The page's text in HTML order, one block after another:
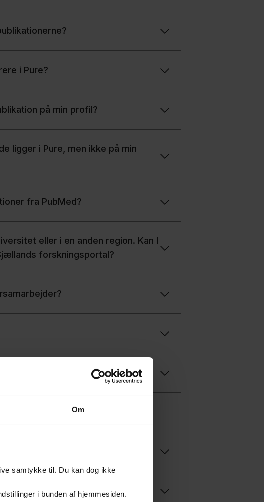
Om
samtykke til. Du kan dog ikke
i bunden af hjemmesiden.
i Pure?
på min profil?
ligger i Pure, men ikke på min
fra PubMed?
eller i en anden region. Kan I
forskningsportal?